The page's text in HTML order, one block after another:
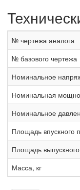
№ чертежа аналога
№ базового чертежа
Номинальное
Номинальная
Номинальное
Площадь впускного
Площадь
Масса, кг